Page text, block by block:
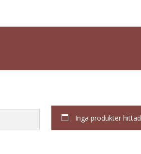
Inga produkter